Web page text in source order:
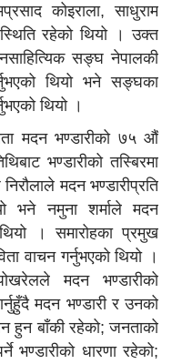
कोइराला, साधुराम
रहेको थियो । उक्त
सङ्घ नेपालकी
थियो भने सङ्घका
थियो ।
मदन भण्डारीको ७५ औँ
भण्डारीको तस्बिरमा
मदन भण्डारीप्रति
भने नमुना शर्माले मदन
थियो । समारोहका प्रमुख
वाचन गर्नुभएको थियो ।
मदन भण्डारीको
मदन भण्डारी र उनको
हुन बाँकी रहेको; जनताको
भण्डारीको धारणा रहेको;